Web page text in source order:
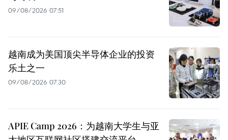
09/08/2026 07:51
越南成为美国顶尖半导体企业的投资
乐土之一
09/08/2026 07:30
APIE Camp 2026：为越南大学生与亚